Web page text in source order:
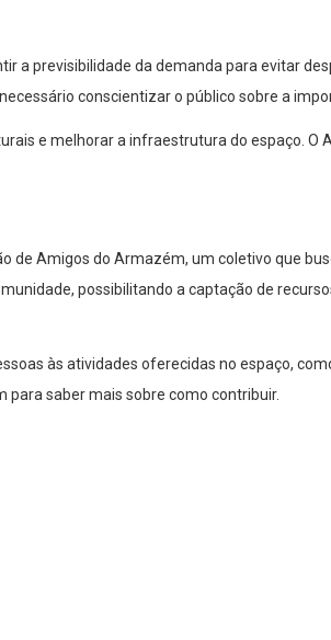
a previsibilidade da demanda para evitar
conscientizar o público sobre a
e melhorar a infraestrutura do espaço. O
Amigos do Armazém, um coletivo que
possibilitando a captação de
às atividades oferecidas no espaço,
saber mais sobre como contribuir.